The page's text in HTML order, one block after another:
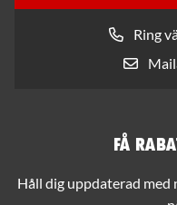
Ring
Få
Håll dig uppdaterad